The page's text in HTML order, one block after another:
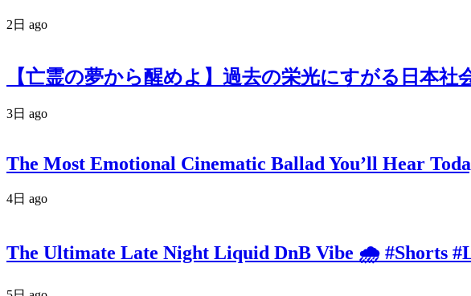
2日 ago
【亡霊の夢から醒めよ】過去の栄光にすがる日本
3日 ago
The Most Emotional Cinematic Ballad You’ll Hear
4日 ago
The Ultimate Late Night Liquid DnB Vibe 🌧️ #Shorts